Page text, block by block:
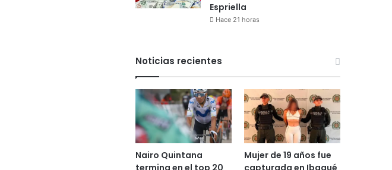
Espriella
Hace 21 horas
Noticias recientes
Nairo Quintana
Mujer de 19 años fue